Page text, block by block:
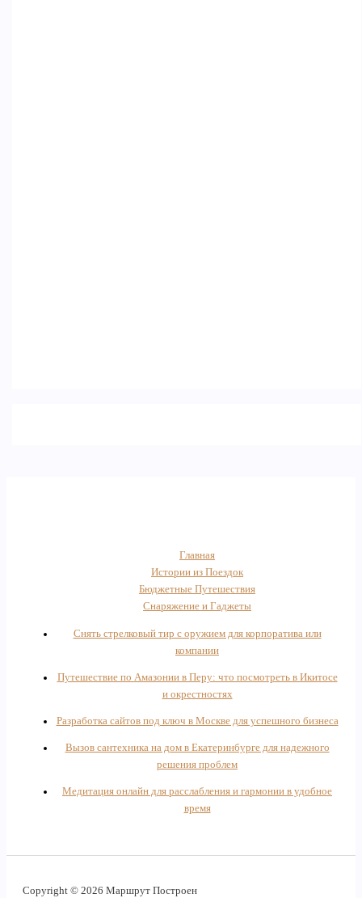
Главная
Истории из Поездок
Бюджетные Путешествия
Снаряжение и Гаджеты
Снять стрелковый тир с оружием для корпоратива или
компании
Путешествие по Амазонии в Перу: что посмотреть в Икитосе
и окрестностях
Разработка сайтов под ключ в Москве для успешного бизнеса
Вызов сантехника на дом в Екатеринбурге для надежного
решения проблем
Медитация онлайн для расслабления и гармонии в удобное
время
Copyright © 2026 Маршрут Построен